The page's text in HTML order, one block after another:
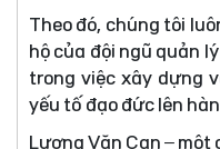
Theo đó, chúng tôi
hộ của đội ngũ quản
trong việc xây dựng
yếu tố đạo đức lên
Lương Văn Can – một